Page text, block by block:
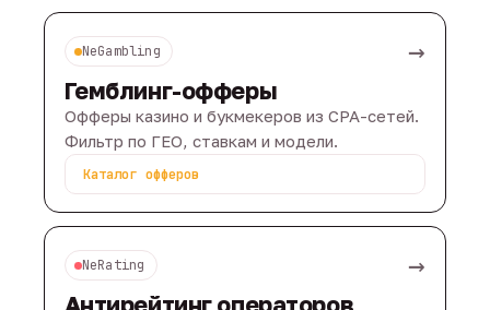
NeGambling →
Гемблинг-офферы
Офферы казино и букмекеров из CPA-сетей.
Фильтр по ГЕО, ставкам и модели.
Каталог офферов
NeRating →
Антирейтинг операторов